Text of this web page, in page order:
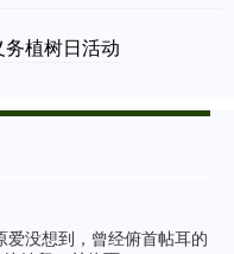
植树日活动
爱没想到，曾经俯首帖耳的